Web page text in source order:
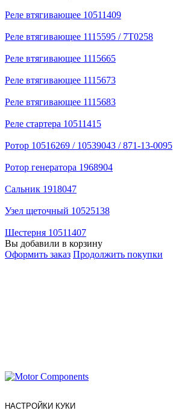
Реле втягивающее 10511409
Реле втягивающее 1115595 / 7T0258
Реле втягивающее 1115665
Реле втягивающее 1115673
Реле втягивающее 1115683
Реле стартера 10511415
Ротор 10516269 / 10539043 / 871-13-0095
Ротор генератора 1968904
Сальник 1918047
Узел щеточный 10525138
Шестерня 10511407
Вы добавили в корзину
Оформить заказ Продолжить покупки
НАСТРОЙКИ КУКИ